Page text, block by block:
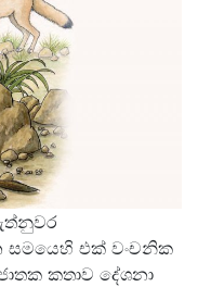
සමයෙහි එක් වංචනික
කතාව දේශනා